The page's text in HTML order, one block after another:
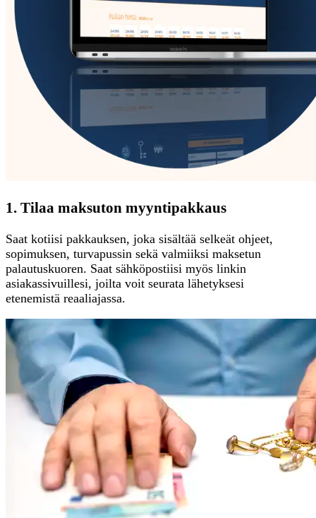
1. Tilaa maksuton myyntipakkaus
Saat kotiisi pakkauksen, joka sisältää selkeät ohjeet,
sopimuksen, turvapussin sekä valmiiksi maksetun
palautuskuoren. Saat sähköpostiisi myös linkin
asiakassivuillesi, joilta voit seurata lähetyksesi
etenemistä reaaliajassa.